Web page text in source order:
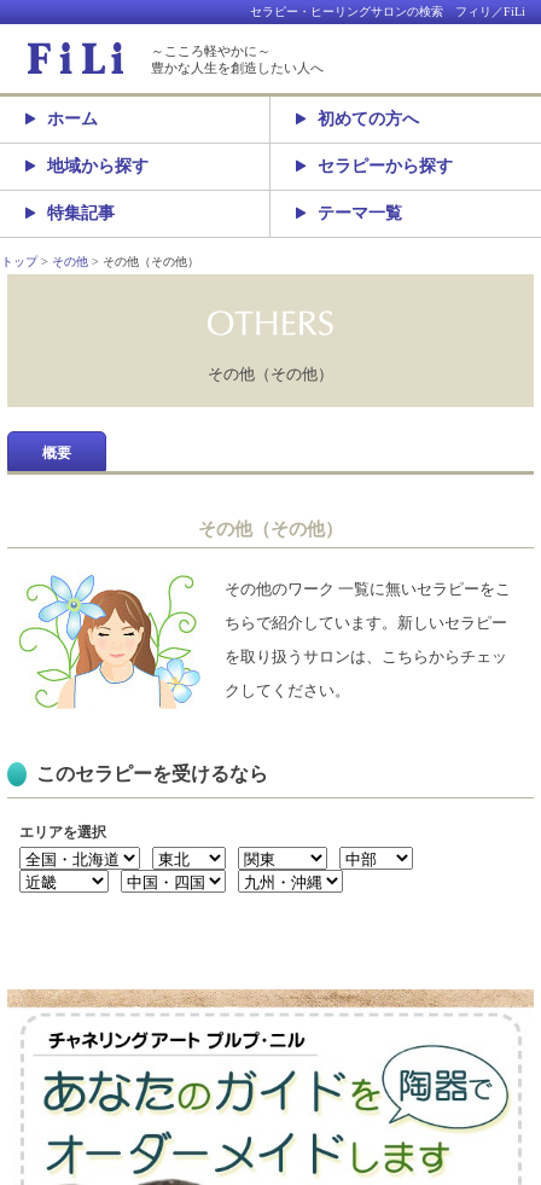
セラピー・ヒーリングサロンの検索 フィリ／FiLi
～こころ軽やかに～
豊かな人生を創造したい人へ
ホーム 初めての方へ
地域から探す セラピーから探す
特集記事 テーマ一覧
トップ その他 その他（その他）
その他（その他）
概要
その他（その他）
その他のワーク 一覧に無いセラピーをこ
ちらで紹介しています。新しいセラピー
を取り扱うサロンは、こちらからチェッ
クしてください。
このセラピーを受けるなら
エリアを選択